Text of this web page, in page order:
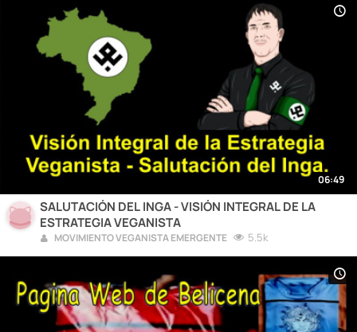
06:49
SALUTACIÓN DEL INGA - VISIÓN INTEGRAL DE LA
ESTRATEGIA VEGANISTA
MOVIMIENTO VEGANISTA EMERGENTE 5.5k